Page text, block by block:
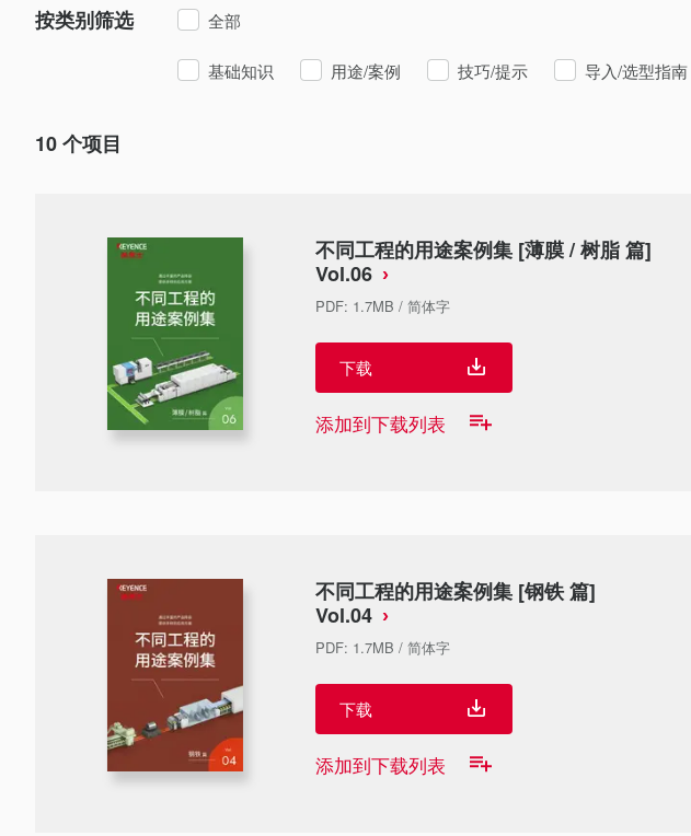
按类别筛选 全部
基础知识 用途/案例 技巧/提示 导入/选型指南
10个项目
不同工程的用途案例集 [薄膜 / 树脂 篇]
Vol.06
PDF: 1.7MB / 简体字
下载
添加到下载列表
不同工程的用途案例集 [钢铁 篇]
Vol.04
PDF: 1.7MB / 简体字
下载
添加到下载列表